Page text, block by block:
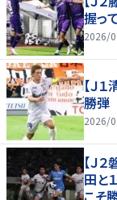
握っ
2026/
【Ｊ
勝弾
2026/
【Ｊ
田と
こそ